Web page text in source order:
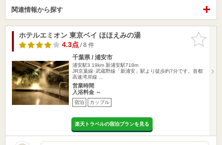
関連情報から探す
お気に入
りに追加
ホテルエミオン 東京ベイ ほほえみの湯
4.3点/ 8 件
千葉県 / 浦安市
浦安駅3.19km 新浦安駅718m
JR京葉線･武蔵野線「新浦安」駅より徒歩約7分です。首都
高速湾岸線 …
営業時間
入浴料金 ～
宿泊 カップル
楽天トラベルの宿泊プランを見る